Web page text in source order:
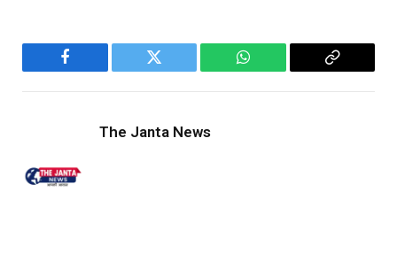
Facebook Twitter WhatsApp
Copy
The Janta News